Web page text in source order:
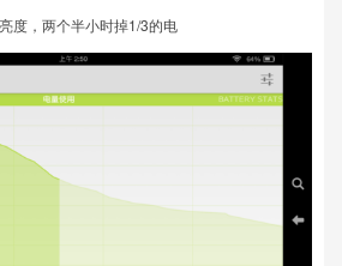
度，两个半小时掉1/3的电